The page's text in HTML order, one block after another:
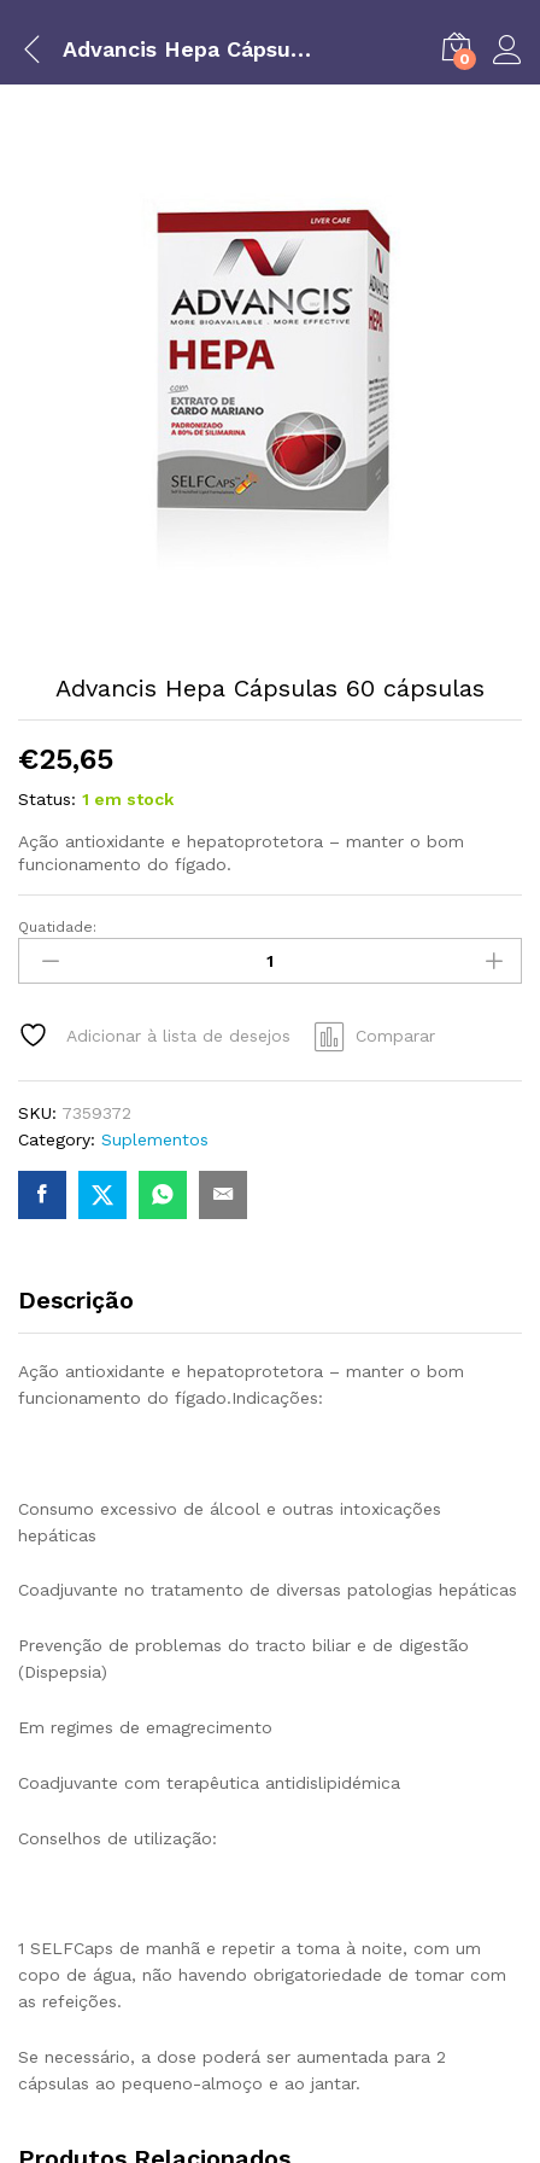
Advancis Hepa Cápsulas 60 cápsulas 0
Advancis Hepa Cápsulas 60 cápsulas
€25,65
Status: 1 em stock
Ação antioxidante e hepatoprotetora – manter o bom
funcionamento do fígado.
Advancis
Hepa
Cápsulas
cápsulas
Quatidade:
Adicionar à lista de desejos Comparar
SKU: 7359372
Category: Suplementos
Descrição
Ação antioxidante e hepatoprotetora – manter o bom
funcionamento do fígado.Indicações:
Consumo excessivo de álcool e outras intoxicações
hepáticas
Coadjuvante no tratamento de diversas patologias hepáticas
Prevenção de problemas do tracto biliar e de digestão
(Dispepsia)
Em regimes de emagrecimento
Coadjuvante com terapêutica antidislipidémica
Conselhos de utilização:
1 SELFCaps de manhã e repetir a toma à noite, com um
copo de água, não havendo obrigatoriedade de tomar com
as refeições.
Se necessário, a dose poderá ser aumentada para 2
cápsulas ao pequeno-almoço e ao jantar.